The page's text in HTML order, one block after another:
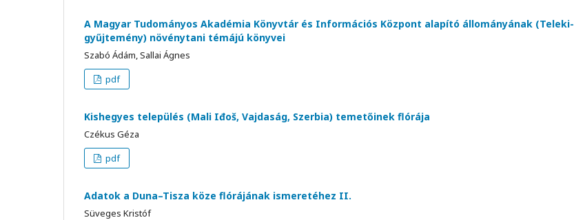
A Magyar Tudományos Akadémia Könyvtár és Információs Központ alapító állományának (Teleki-
gyűjtemény) növénytani témájú könyvei
Szabó Ádám, Sallai Ágnes
pdf
Kishegyes település (Mali Iđoš, Vajdaság, Szerbia) temetőinek flórája
Czékus Géza
pdf
Adatok a Duna–Tisza köze flórájának ismeretéhez II.
Süveges Kristóf